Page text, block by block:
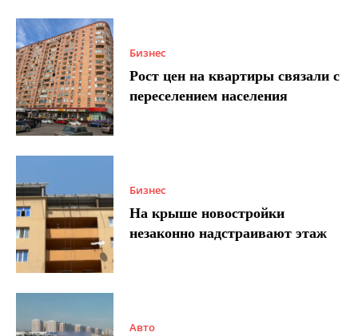
Бизнес
Рост цен на квартиры связали с
переселением населения
Бизнес
На крыше новостройки
незаконно надстраивают этаж
Авто